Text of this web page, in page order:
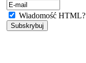
Wiadomość HTML?